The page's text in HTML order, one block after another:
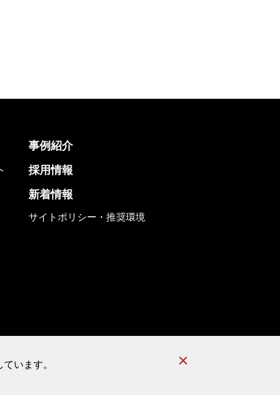
います。
います。
事例紹介
採用情報
新着情報
サイトポリシー・推奨環境